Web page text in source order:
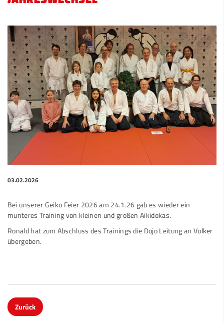
03.02.2026
Bei unserer Geiko Feier 2026 am 24.1.26 gab es wieder ein
munteres Training von kleinen und großen Aikidokas.
Ronald hat zum Abschluss des Trainings die Dojo Leitung an Volker
übergeben.
Zurück